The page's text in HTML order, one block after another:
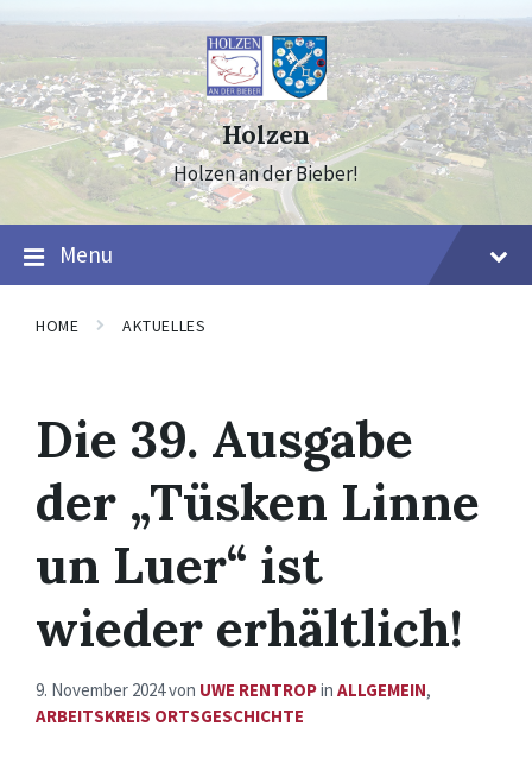
to
content
to
navigation
to
footer
Holzen
Holzen an der Bieber!
Menu
HOME AKTUELLES
Die 39. Ausgabe
der „Tüsken Linne
un Luer“ ist
wieder erhältlich!
9. November 2024von UWE RENTROPin ALLGEMEIN,
ARBEITSKREIS ORTSGESCHICHTE